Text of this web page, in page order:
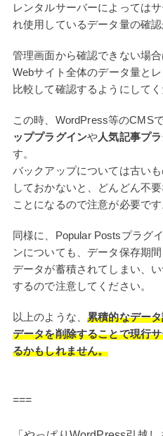
レンタルサーバーによっては
れ使用しているデータ量の確認
管理画面から確認できない場
Webサイト全体のデータ量と
比較して確認するようにしてく
この時、WordPress等のCMS
ッププラグインや人気記事プ
す。
バックアップについては古い
しておかないと、どんどん不
ことになるので注意が必要です
同様に、Popular Postsプラグ
ンについても、データ保存期
データが蓄積されてしまい、
するので注意してください。
以上のような、累積的なデー
データを削除することで現行
るかもしれません。
===